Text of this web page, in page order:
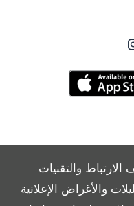
والتقنيات
والأغراض الإعلانية